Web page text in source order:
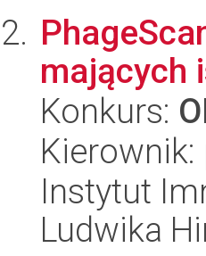
mających
Konkurs:
Instytut
Ludwika